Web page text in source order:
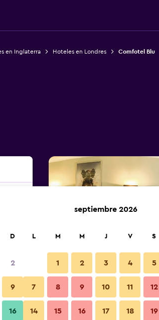
en Inglaterra Hoteles en Londres Comfotel Blu
Otros
D
2
9
16
septiembre 2026
L M M J V S
1 2 3 4 5
7 8 9 10 11 12
14 15 16 17 18 19